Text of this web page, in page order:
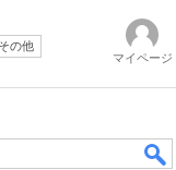
その他
マイページ